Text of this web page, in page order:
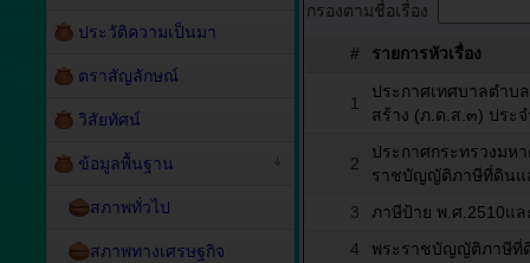
กรองตามชื่อเรื่อง
# รายการหัวเรื่อง
1
ประกาศเทศบาลตำบ
สร้าง (ภ.ด.ส.๓) ประ
2
ประกาศกระทรวงมห
ราชบัญญัติภาษีที่ดินแ
3
ภาษีป้าย พ.ศ.2510แล
4
พระราชบัญญัติภาษีที่
ประวัติความเป็นมา
ตราสัญลักษณ์
วิสัยทัศน์
ข้อมูลพื้นฐาน
สภาพทั่วไป
สภาพทางเศรษฐกิจ